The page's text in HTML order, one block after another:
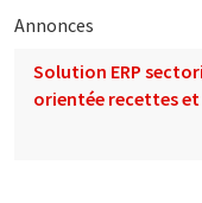
Annonces
Solution ERP
orientée recettes